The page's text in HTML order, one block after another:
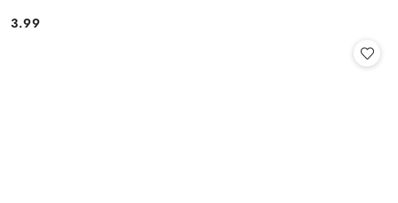
Cena:
3.99